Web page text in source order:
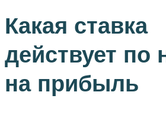
Какая ставка
действует по
на прибыль